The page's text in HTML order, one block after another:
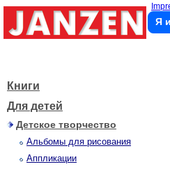
Я
Книги
Для детей
Детское творчество
Альбомы для рисования
Аппликации